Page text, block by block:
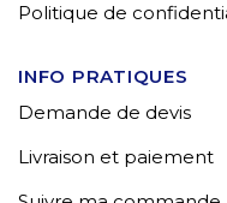
Politique de
INFO PRATIQUES
Demande de devis
Livraison et paiement